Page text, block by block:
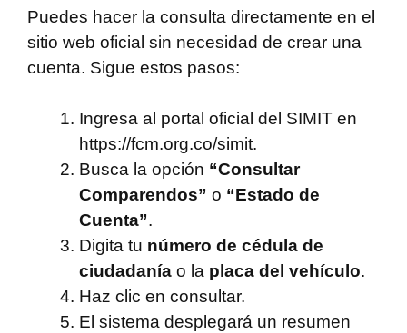
Puedes hacer la consulta directamente en el
sitio web oficial sin necesidad de crear una
cuenta. Sigue estos pasos:
Ingresa al portal oficial del SIMIT en
https://fcm.org.co/simit.
Busca la opción “Consultar
Comparendos” o “Estado de
Cuenta”.
Digita tu número de cédula de
ciudadanía o la placa del vehículo.
Haz clic en consultar.
El sistema desplegará un resumen